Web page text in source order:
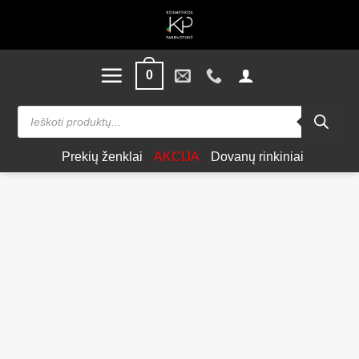
content
0
Products
search
Prekių ženklai AKCIJA Dovanų rinkiniai